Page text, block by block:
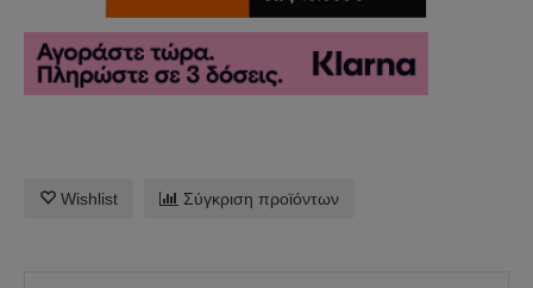
Wishlist Σύγκριση προϊόντων